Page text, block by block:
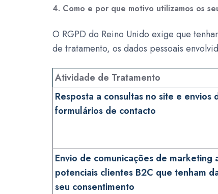
4. Como e por que motivo utilizamos os
O RGPD do Reino Unido exige que
de tratamento, os dados pessoais
Atividade de Tratamento
Resposta a consultas no site e envios
formulários de contacto
Envio de comunicações de marketing
potenciais clientes B2C que tenham
seu consentimento